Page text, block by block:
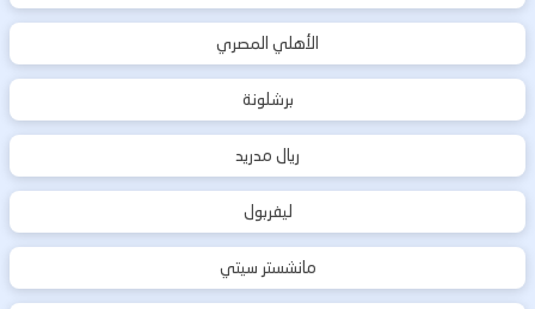
الأهلي المصري
برشلونة
ريال مدريد
ليفربول
مانشستر سيتي